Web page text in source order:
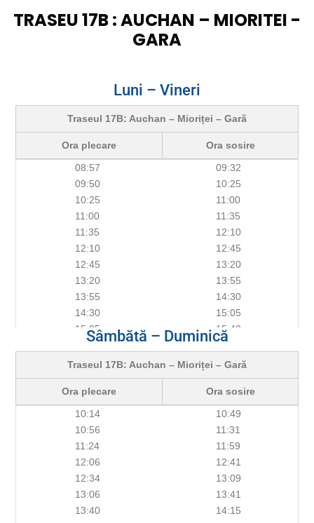
TRASEU 17B : AUCHAN – MIORITEI -
GARA
Luni – Vineri
Traseul 17B: Auchan – Mioriței – Gară
Ora plecare
Ora sosire
08:57
09:32
09:50
10:25
10:25
11:00
11:00
11:35
11:35
12:10
12:10
12:45
12:45
13:20
13:20
13:55
13:55
14:30
14:30
15:05
15:05
15:40
15:40
16:15
16:15
16:50
16:50
17:25
17:25
18:00
18:17
18:52
18:52
19:27
19:32
20:07
20:08
20:43
Sâmbătă – Duminică
Traseul 17B: Auchan – Mioriței – Gară
Ora plecare
Ora sosire
10:14
10:49
10:56
11:31
11:24
11:59
12:06
12:41
12:34
13:09
13:06
13:41
13:40
14:15